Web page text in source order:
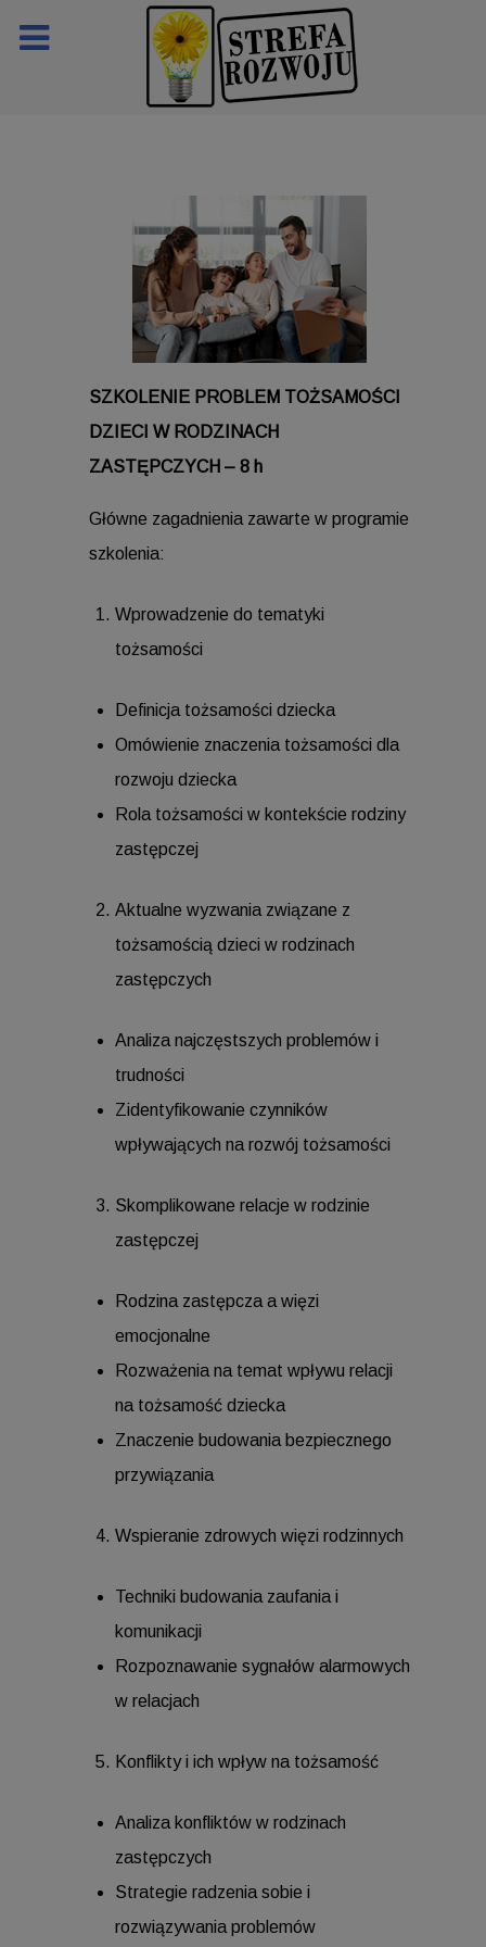
SZKOLENIE PROBLEM TOŻSAMOŚCI
DZIECI W RODZINACH
ZASTĘPCZYCH – 8 h
Główne zagadnienia zawarte w programie
szkolenia:
Wprowadzenie do tematyki
tożsamości
Definicja tożsamości dziecka
Omówienie znaczenia tożsamości dla
rozwoju dziecka
Rola tożsamości w kontekście rodziny
zastępczej
Aktualne wyzwania związane z
tożsamością dzieci w rodzinach
zastępczych
Analiza najczęstszych problemów i
trudności
Zidentyfikowanie czynników
wpływających na rozwój tożsamości
Skomplikowane relacje w rodzinie
zastępczej
Rodzina zastępcza a więzi
emocjonalne
Rozważenia na temat wpływu relacji
na tożsamość dziecka
Znaczenie budowania bezpiecznego
przywiązania
Wspieranie zdrowych więzi rodzinnych
Techniki budowania zaufania i
komunikacji
Rozpoznawanie sygnałów alarmowych
w relacjach
Konflikty i ich wpływ na tożsamość
Analiza konfliktów w rodzinach
zastępczych
Strategie radzenia sobie i
rozwiązywania problemów